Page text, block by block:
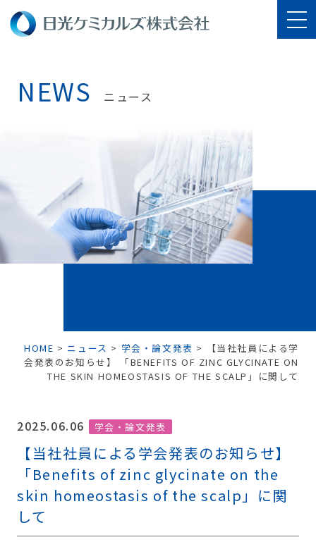
NEWS ニュース
HOME > ニュース > 学会・論文発表 >
【当社社員による学
会発表のお知らせ】 「BENEFITS OF ZINC GLYCINATE ON
THE SKIN HOMEOSTASIS OF THE SCALP」に関して
2025.06.06 学会・論文発表
【当社社員による学会発表のお知らせ】
「Benefits of zinc glycinate on the
skin homeostasis of the scalp」に関
して